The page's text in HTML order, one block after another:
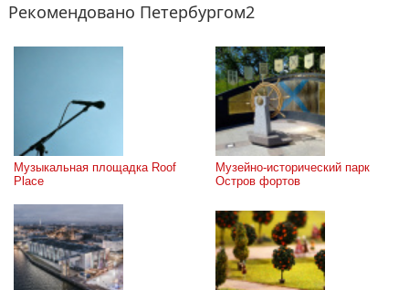
Рекомендовано Петербургом2
Музыкальная площадка Roof
Place
Музейно-исторический парк
Остров фортов